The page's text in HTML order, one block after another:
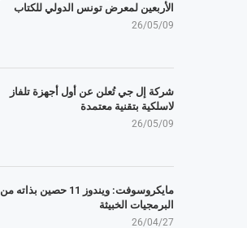
الأربعين لمعرض تونس الدولي للكتاب
26/05/09
شركة إل جي تُعلن عن أول أجهزة تلفاز
لاسلكية بتقنية معتمدة
26/05/09
مايكروسوفت: ويندوز 11 حصين بذاته من
البرمجيات الخبيثة
26/04/27